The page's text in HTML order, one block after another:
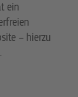
ein
– hierzu